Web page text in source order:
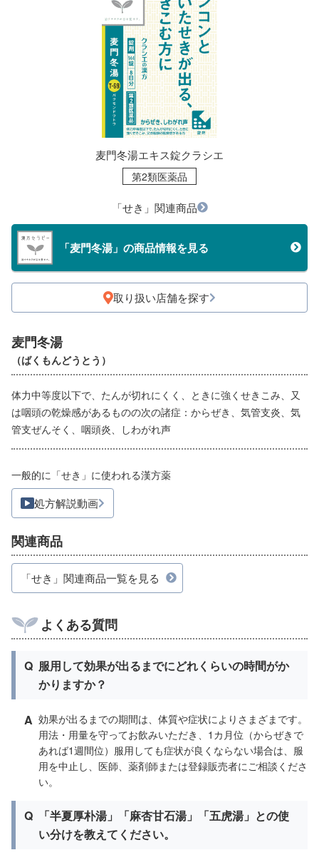
麦門冬湯エキス錠クラシエ
第2類医薬品
麦門冬湯
（ばくもんどうとう）
体力中等度以下で、たんが切れにくく、ときに強くせきこみ、又
は咽頭の乾燥感があるものの次の諸症：からぜき、気管支炎、気
管支ぜんそく、咽頭炎、しわがれ声
「せき」関連商品
「麦門冬湯」の商品情報を見る
取り扱い店舗を探す
一般的に「せき」に使われる漢方薬
処方解説動画
関連商品
「せき」関連商品一覧を見る
よくある質問
Q 服用して効果が出るまでにどれくらいの時間がか
かりますか？
A 効果が出るまでの期間は、体質や症状によりさまざまです。
用法・用量を守ってお飲みいただき、1カ月位（からぜきで
あれば1週間位）服用しても症状が良くならない場合は、服
用を中止し、医師、薬剤師または登録販売者にご相談くださ
い。
Q
「半夏厚朴湯」「麻杏甘石湯」「五虎湯」との使
い分けを教えてください。